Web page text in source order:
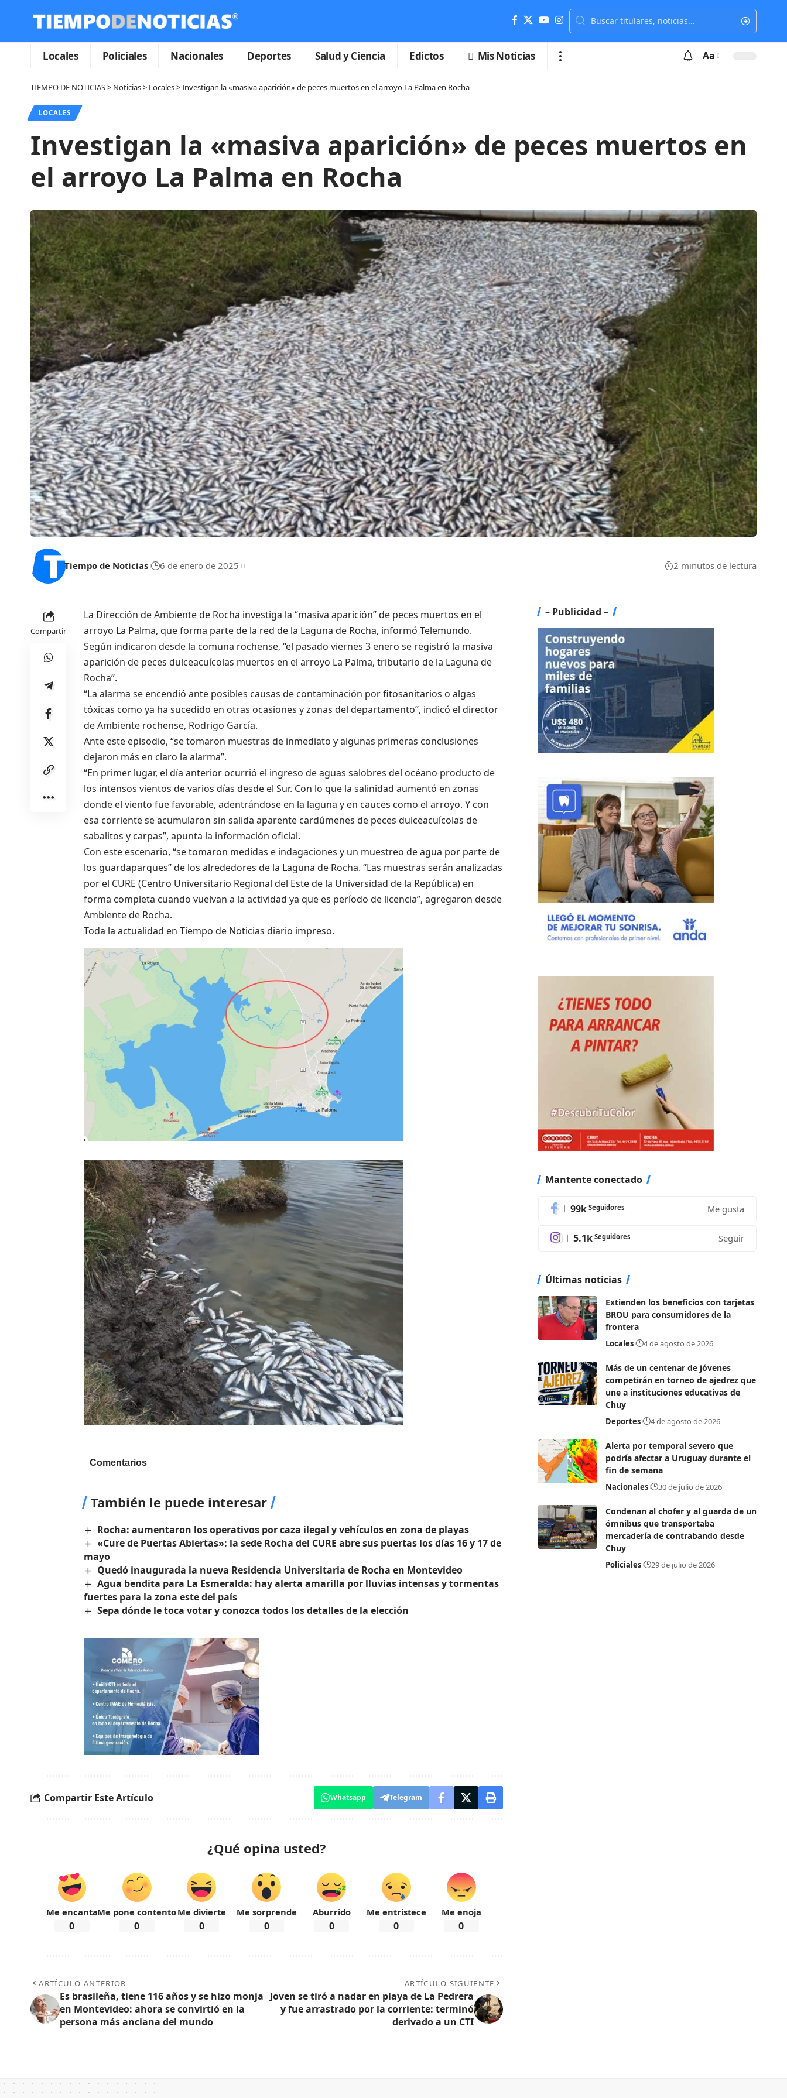
Locales Policiales Nacionales Deportes Salud y Ciencia Edictos Mis Noticias Aa
TIEMPO DE NOTICIAS> Noticias> Locales>Investigan la «masiva aparición» de peces muertos en el arroyo La Palma en Rocha
LOCALES
Investigan la «masiva aparición» de peces muertos en
el arroyo La Palma en Rocha
Tiempo de Noticias 6 de enero de 2025 2 minutos de lectura
Compartir
La Dirección de Ambiente de Rocha investiga la “masiva aparición” de peces muertos en el
arroyo La Palma, que forma parte de la red de la Laguna de Rocha, informó Telemundo.
Según indicaron desde la comuna rochense, “el pasado viernes 3 enero se registró la masiva
aparición de peces dulceacuícolas muertos en el arroyo La Palma, tributario de la Laguna de
Rocha”.
“La alarma se encendió ante posibles causas de contaminación por fitosanitarios o algas
tóxicas como ya ha sucedido en otras ocasiones y zonas del departamento”, indicó el director
de Ambiente rochense, Rodrigo García.
Ante este episodio, “se tomaron muestras de inmediato y algunas primeras conclusiones
dejaron más en claro la alarma”.
“En primer lugar, el día anterior ocurrió el ingreso de aguas salobres del océano producto de
los intensos vientos de varios días desde el Sur. Con lo que la salinidad aumentó en zonas
donde el viento fue favorable, adentrándose en la laguna y en cauces como el arroyo. Y con
esa corriente se acumularon sin salida aparente cardúmenes de peces dulceacuícolas de
sabalitos y carpas”, apunta la información oficial.
Con este escenario, “se tomaron medidas e indagaciones y un muestreo de agua por parte de
los guardaparques” de los alrededores de la Laguna de Rocha. “Las muestras serán analizadas
por el CURE (Centro Universitario Regional del Este de la Universidad de la República) en
forma completa cuando vuelvan a la actividad ya que es período de licencia”, agregaron desde
Ambiente de Rocha.
Toda la actualidad en Tiempo de Noticias diario impreso.
Comentarios
También le puede interesar
Rocha: aumentaron los operativos por caza ilegal y vehículos en zona de playas
«Cure de Puertas Abiertas»: la sede Rocha del CURE abre sus puertas los días 16 y 17 de
mayo
Quedó inaugurada la nueva Residencia Universitaria de Rocha en Montevideo
Agua bendita para La Esmeralda: hay alerta amarilla por lluvias intensas y tormentas
fuertes para la zona este del país
Sepa dónde le toca votar y conozca todos los detalles de la elección
Compartir Este Artículo Whatsapp Telegram
¿Qué opina usted?
Me encanta
0
Me pone contento
0
Me divierte
0
Me sorprende
0
Aburrido
0
Me entristece
0
Me enoja
0
ARTÍCULO ANTERIOR
Es brasileña, tiene 116 años y se hizo monja
en Montevideo: ahora se convirtió en la
persona más anciana del mundo
ARTÍCULO SIGUIENTE
Joven se tiró a nadar en playa de La Pedrera
y fue arrastrado por la corriente: terminó
derivado a un CTI
– Publicidad –
Mantente conectado
99k Seguidores Me gusta
5.1k Seguidores Seguir
Últimas noticias
Extienden los beneficios con tarjetas
BROU para consumidores de la
frontera
Locales 4 de agosto de 2026
Más de un centenar de jóvenes
competirán en torneo de ajedrez que
une a instituciones educativas de
Chuy
Deportes 4 de agosto de 2026
Alerta por temporal severo que
podría afectar a Uruguay durante el
fin de semana
Nacionales 30 de julio de 2026
Condenan al chofer y al guarda de un
ómnibus que transportaba
mercadería de contrabando desde
Chuy
Policiales 29 de julio de 2026